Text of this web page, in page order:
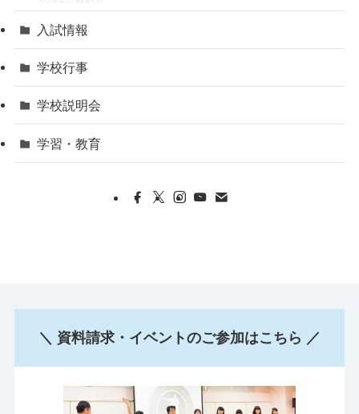
入試情報
学校行事
学校説明会
学習・教育
＼ 資料請求・イベントのご参加はこちら ／